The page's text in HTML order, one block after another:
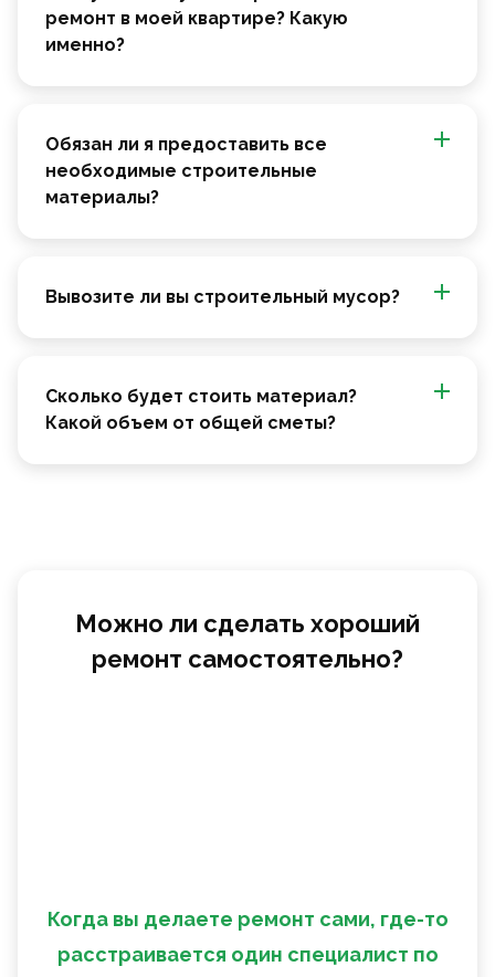
ремонт в моей квартире? Какую
именно?
Обязан ли я предоставить все
необходимые строительные
материалы?
Вывозите ли вы строительный мусор?
Сколько будет стоить материал?
Какой объем от общей сметы?
Можно ли сделать хороший
ремонт самостоятельно?
Когда вы делаете ремонт сами, где-то
расстраивается один специалист по